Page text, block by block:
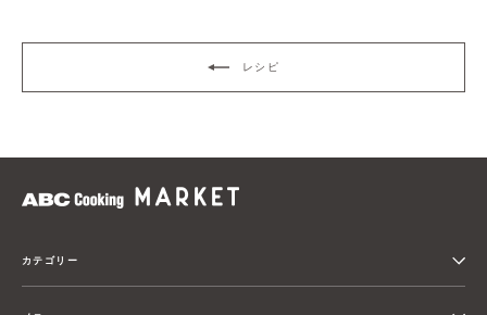
レシピ
カテゴリー